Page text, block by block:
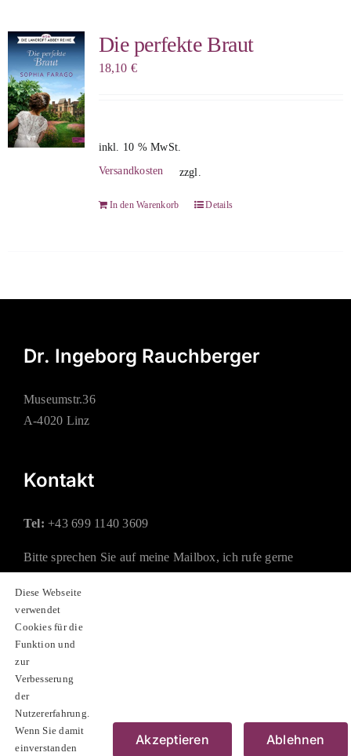
Die perfekte Braut
18,10 €
inkl. 10 % MwSt.
zzgl.
Versandkosten
In den Warenkorb Details
Dr. Ingeborg Rauchberger
Museumstr.36
A-4020 Linz
Kontakt
Tel: +43 699 1140 3609
Bitte sprechen Sie auf meine Mailbox, ich rufe gerne
Mail: office@rauchberger.at
Soziale Netzwerke
Diese Webseite
verwendet
Cookies für die
Funktion und
zur
Verbesserung
der
Nutzererfahrung.
Wenn Sie damit
einverstanden
Akzeptieren Ablehnen